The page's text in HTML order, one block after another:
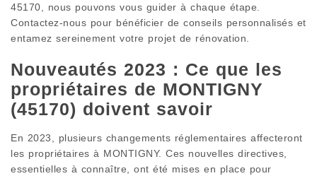
45170, nous pouvons vous guider à chaque étape.
Contactez-nous pour bénéficier de conseils personnalisés et
entamez sereinement votre projet de rénovation.
Nouveautés 2023 : Ce que les
propriétaires de MONTIGNY
(45170) doivent savoir
En 2023, plusieurs changements réglementaires affecteront
les propriétaires à MONTIGNY. Ces nouvelles directives,
essentielles à connaître, ont été mises en place pour